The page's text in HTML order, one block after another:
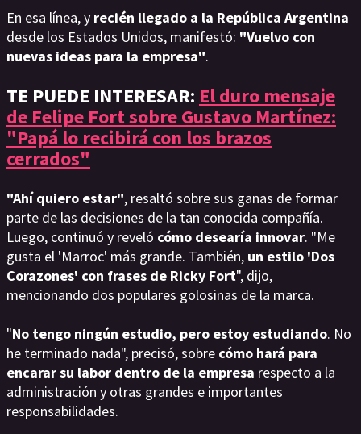
En esa línea, y recién llegado a la República Argentina
desde los Estados Unidos, manifestó: "Vuelvo con
nuevas ideas para la empresa".
TE PUEDE INTERESAR: El duro mensaje
de Felipe Fort sobre Gustavo Martínez:
"Papá lo recibirá con los brazos
cerrados"
"Ahí quiero estar", resaltó sobre sus ganas de formar
parte de las decisiones de la tan conocida compañía.
Luego, continuó y reveló cómo desearía innovar. "Me
gusta el 'Marroc' más grande. También, un estilo 'Dos
Corazones' con frases de Ricky Fort", dijo,
mencionando dos populares golosinas de la marca.
"No tengo ningún estudio, pero estoy estudiando. No
he terminado nada", precisó, sobre cómo hará para
encarar su labor dentro de la empresa respecto a la
administración y otras grandes e importantes
responsabilidades.